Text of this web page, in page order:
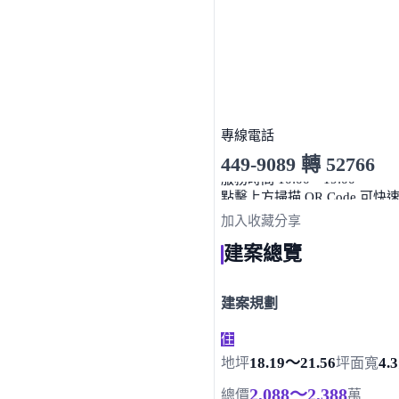
專線電話
449-9089 轉 52766
服務時間 10:00～19:00
加入收藏分享
建案總覽
建案規劃
住
地坪18.19～21.56坪面寬4.3
總價2,088～2,388萬